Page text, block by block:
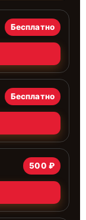
Бесплатно
Бесплатно
500 ₽